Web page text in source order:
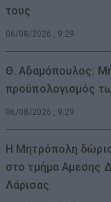
τους
06/08/2026 , 9:29
Θ. Αδαμόπουλος:
προϋπολογισμός
06/08/2026 , 9:29
Η Μητρόπολη
στο τμήμα Αμεσης
Λάρισας